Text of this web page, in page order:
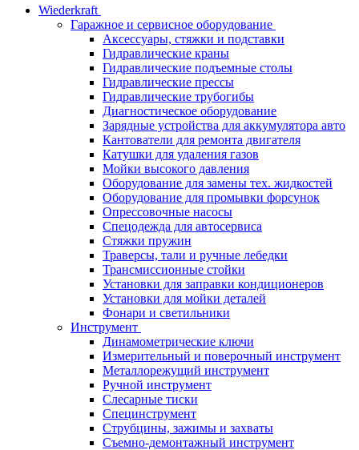
Wiederkraft
Гаражное и сервисное оборудование
Аксессуары, стяжки и подставки
Гидравлические краны
Гидравлические подъемные столы
Гидравлические прессы
Гидравлические трубогибы
Диагностическое оборудование
Зарядные устройства для аккумулятора авто
Кантователи для ремонта двигателя
Катушки для удаления газов
Мойки высокого давления
Оборудование для замены тех. жидкостей
Оборудование для промывки форсунок
Опрессовочные насосы
Спецодежда для автосервиса
Стяжки пружин
Траверсы, тали и ручные лебедки
Трансмиссионные стойки
Установки для заправки кондиционеров
Установки для мойки деталей
Фонари и светильники
Инструмент
Динамометрические ключи
Измерительный и поверочный инструмент
Металлорежущий инструмент
Ручной инструмент
Слесарные тиски
Специнструмент
Струбцины, зажимы и захваты
Съемно-демонтажный инструмент